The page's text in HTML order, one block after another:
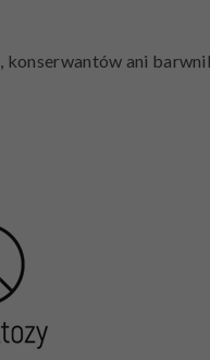
konserwantów ani